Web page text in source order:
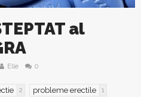
al
Elle 0
2 probleme erectile 1